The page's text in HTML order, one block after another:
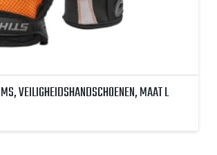
VEILIGHEIDSHANDSCHOENEN, MAAT L